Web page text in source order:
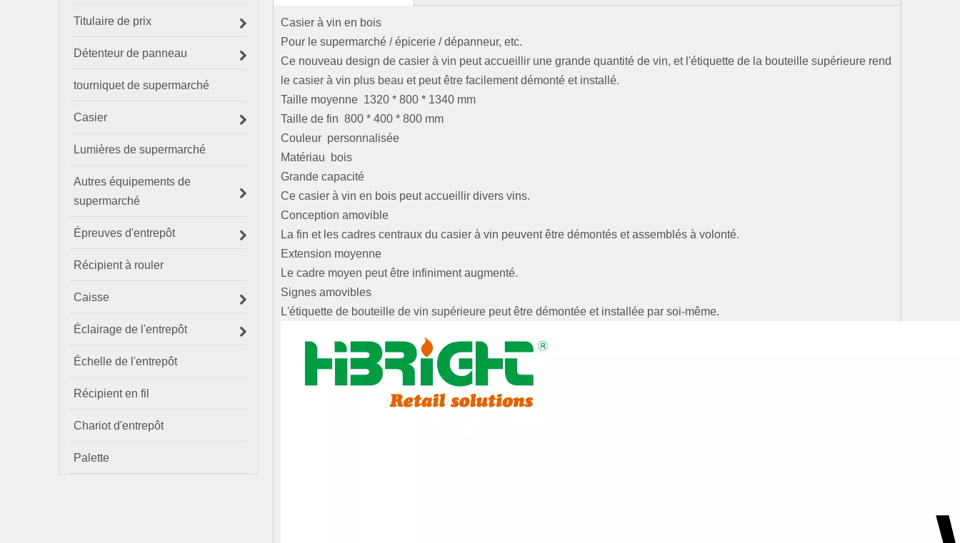
Titulaire de prix
Détenteur de panneau
tourniquet de supermarché
Casier
Lumières de supermarché
Autres équipements de
supermarché
Épreuves d'entrepôt
Récipient à rouler
Caisse
Éclairage de l'entrepôt
Échelle de l'entrepôt
Récipient en fil
Chariot d'entrepôt
Palette
Casier à vin en bois
Pour le supermarché / épicerie / dépanneur, etc.
Ce nouveau design de casier à vin peut accueillir une grande quantité de vin, et l'étiquette de la bouteille supérieure rend
le casier à vin plus beau et peut être facilement démonté et installé.
Taille moyenne 1320 * 800 * 1340 mm
Taille de fin 800 * 400 * 800 mm
Couleur personnalisée
Matériau bois
Grande capacité
Ce casier à vin en bois peut accueillir divers vins.
Conception amovible
La fin et les cadres centraux du casier à vin peuvent être démontés et assemblés à volonté.
Extension moyenne
Le cadre moyen peut être infiniment augmenté.
Signes amovibles
L'étiquette de bouteille de vin supérieure peut être démontée et installée par soi-même.